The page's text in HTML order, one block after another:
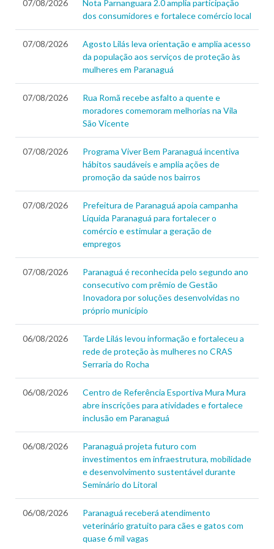
07/08/2026
Nota Parnanguara 2.0 amplia participação
dos consumidores e fortalece comércio local
07/08/2026
Agosto Lilás leva orientação e amplia acesso
da população aos serviços de proteção às
mulheres em Paranaguá
07/08/2026
Rua Romã recebe asfalto a quente e
moradores comemoram melhorias na Vila
São Vicente
07/08/2026
Programa Viver Bem Paranaguá incentiva
hábitos saudáveis e amplia ações de
promoção da saúde nos bairros
07/08/2026
Prefeitura de Paranaguá apoia campanha
Liquida Paranaguá para fortalecer o
comércio e estimular a geração de
empregos
07/08/2026
Paranaguá é reconhecida pelo segundo ano
consecutivo com prêmio de Gestão
Inovadora por soluções desenvolvidas no
próprio município
06/08/2026
Tarde Lilás levou informação e fortaleceu a
rede de proteção às mulheres no CRAS
Serraria do Rocha
06/08/2026
Centro de Referência Esportiva Mura Mura
abre inscrições para atividades e fortalece
inclusão em Paranaguá
06/08/2026
Paranaguá projeta futuro com
investimentos em infraestrutura, mobilidade
e desenvolvimento sustentável durante
Seminário do Litoral
06/08/2026
Paranaguá receberá atendimento
veterinário gratuito para cães e gatos com
quase 6 mil vagas